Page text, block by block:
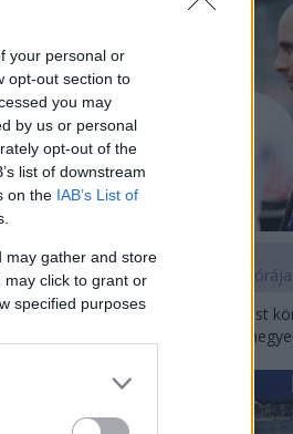
your personal or
opt-out section to
you may
by us or personal
opt-out of the
list of downstream
on the IAB’s List of
may gather and store
may click to grant or
specified purposes
19 órája
Óriási bevétel-visszaesést
a második